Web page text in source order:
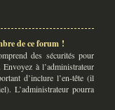
de ce forum !
des sécurités pour
à l’administrateur
d’inclure l’en-tête (il
L’administrateur pourra